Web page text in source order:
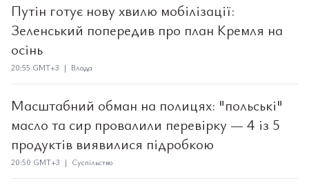
Путін готує нову хвилю мобілізації:
Зеленський попередив про план Кремля на
осінь
20:55 GMT+3 | Влада
Масштабний обман на полицях: "польські"
масло та сир провалили перевірку — 4 із 5
продуктів виявилися підробкою
20:50 GMT+3 | Суспільство